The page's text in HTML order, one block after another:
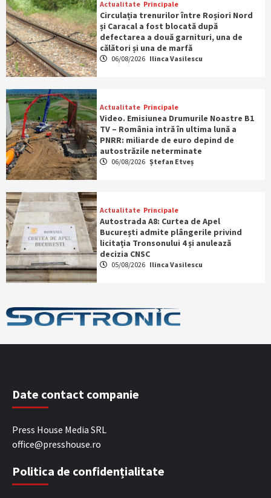
Actualitate Principale
Circulația trenurilor între Roșiori Nord
și Caracal a fost blocată după
defectarea a două garnituri, una de
călători și una de marfă
06/08/2026 Ilinca Vasilescu
Actualitate Principale
Video. Emisiunea Drumurile Noastre B1
TV – România intră în ultima lună a
PNRR: miliarde de euro depind de
autostrăzile neterminate
06/08/2026 Ștefan Etveș
Actualitate Principale
Autostrada A8: Curtea de Apel
București admite plângerile privind
licitația Tronsonului 4 și anulează
decizia CNSC
05/08/2026 Ilinca Vasilescu
Date contact companie
Press House Media SRL
office@presshouse.ro
Politica de confidențialitate